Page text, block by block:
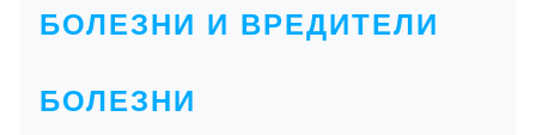
БОЛЕЗНИ И ВРЕДИТЕЛИ
БОЛЕЗНИ